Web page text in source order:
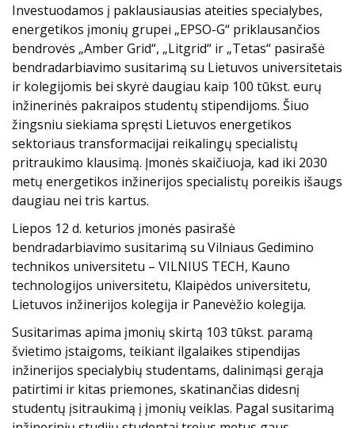
Investuodamos į paklausiausias ateities specialybes,
energetikos įmonių grupei „EPSO-G“ priklausančios
bendrovės „Amber Grid“, „Litgrid“ ir „Tetas“ pasirašė
bendradarbiavimo susitarimą su Lietuvos universitetais
ir kolegijomis bei skyrė daugiau kaip 100 tūkst. eurų
inžinerinės pakraipos studentų stipendijoms. Šiuo
žingsniu siekiama spręsti Lietuvos energetikos
sektoriaus transformacijai reikalingų specialistų
pritraukimo klausimą. Įmonės skaičiuoja, kad iki 2030
metų energetikos inžinerijos specialistų poreikis išaugs
daugiau nei tris kartus.
Liepos 12 d. keturios įmonės pasirašė
bendradarbiavimo susitarimą su Vilniaus Gedimino
technikos universitetu – VILNIUS TECH, Kauno
technologijos universitetu, Klaipėdos universitetu,
Lietuvos inžinerijos kolegija ir Panevėžio kolegija.
Susitarimas apima įmonių skirtą 103 tūkst. paramą
švietimo įstaigoms, teikiant ilgalaikes stipendijas
inžinerijos specialybių studentams, dalinimąsi gerąja
patirtimi ir kitas priemones, skatinančias didesnį
studentų įsitraukimą į įmonių veiklas. Pagal susitarimą